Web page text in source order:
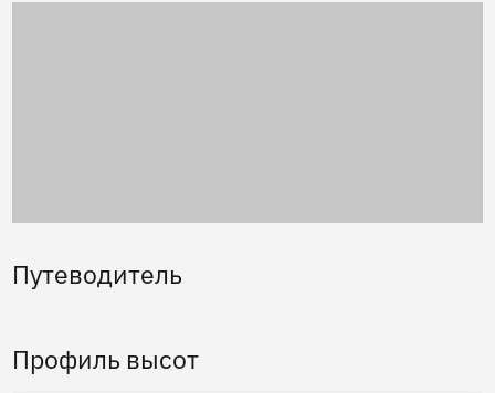
Путеводитель
Профиль высот